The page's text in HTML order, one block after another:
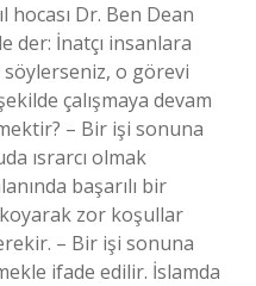
hocası Dr. Ben Dean
der: İnatçı insanlara
o görevi
çalışmaya devam
– Bir işi sonuna
ısrarcı olmak
başarılı bir
zor koşullar
– Bir işi sonuna
ifade edilir. İslamda